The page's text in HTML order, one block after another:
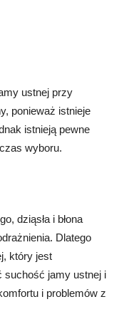
ustnej przy
ponieważ istnieje
istnieją pewne
wyboru.
dziąsła i błona
Dlatego
który jest
suchość jamy ustnej i
i problemów z